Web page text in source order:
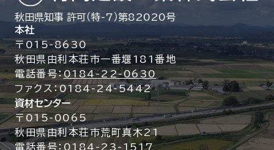
秋田県知事 許可（特-7）第82020号
本社
〒015-8630
秋田県由利本荘市一番堰181番地
電話番号：0184-22-0630
ファクス：0184-24-5442
資材センター
〒015-0065
秋田県由利本荘市荒町真木21
電話番号：0184-23-1517